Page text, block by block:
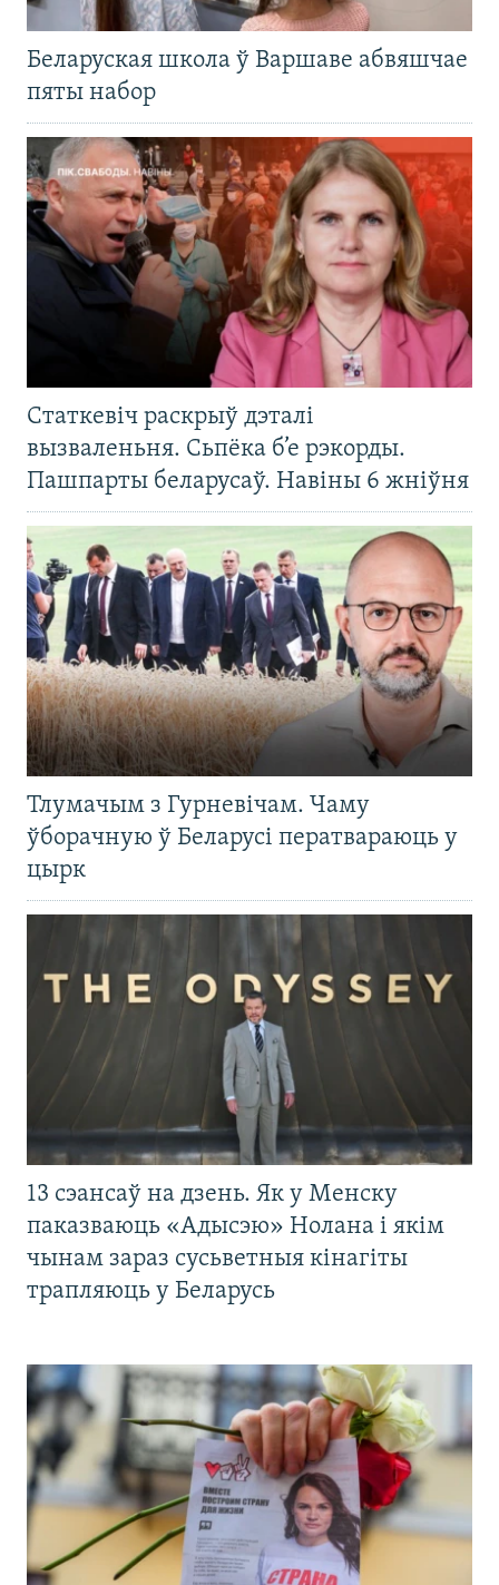
Беларуская школа ў Варшаве абвяшчае
пяты набор
Статкевіч раскрыў дэталі
вызваленьня. Сьпёка б’е рэкорды.
Пашпарты беларусаў. Навіны 6 жніўня
Тлумачым з Гурневічам. Чаму
ўборачную ў Беларусі ператвараюць у
цырк
13 сэансаў на дзень. Як у Менску
паказваюць «Адысэю» Нолана і якім
чынам зараз сусьветныя кінагіты
трапляюць у Беларусь